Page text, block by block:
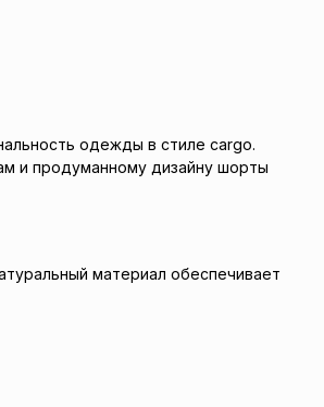
одежды в стиле cargo.
и продуманному дизайну шорты
материал обеспечивает